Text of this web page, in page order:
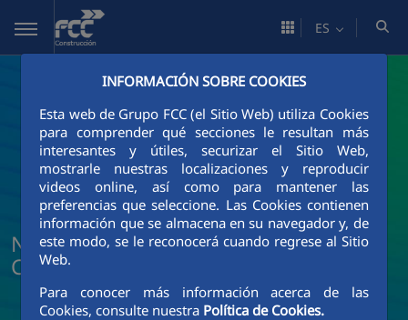
Saltar al contenido principal
INFORMACIÓN SOBRE COOKIES
Esta web de Grupo FCC (el Sitio Web) utiliza Cookies
para comprender qué secciones le resultan más
interesantes y útiles, securizar el Sitio Web,
mostrarle nuestras localizaciones y reproducir
videos online, así como para mantener las
preferencias que seleccione. Las Cookies contienen
información que se almacena en su navegador y, de
este modo, se le reconocerá cuando regrese al Sitio
Web.
Para conocer más información acerca de las
Cookies, consulte nuestra Política de Cookies.
ES
Noticias y actualidad de FCC
Construcción